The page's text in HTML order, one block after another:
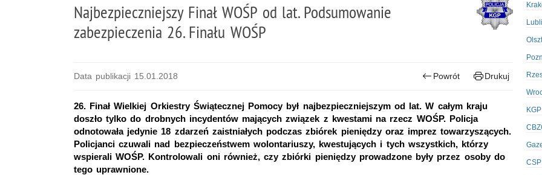
Najbezpieczniejszy Finał WOŚP od lat. Podsumowanie
zabezpieczenia 26. Finału WOŚP
Data publikacji 15.01.2018 Powrót Drukuj
26. Finał Wielkiej Orkiestry Świątecznej Pomocy był najbezpieczniejszym od lat. W całym kraju
doszło tylko do drobnych incydentów mających związek z kwestami na rzecz WOŚP. Policja
odnotowała jedynie 18 zdarzeń zaistniałych podczas zbiórek pieniędzy oraz imprez towarzyszących.
Policjanci czuwali nad bezpieczeństwem wolontariuszy, kwestujących i tych wszystkich, którzy
wspierali WOŚP. Kontrolowali oni również, czy zbiórki pieniędzy prowadzone były przez osoby do
tego uprawnione.
KGP